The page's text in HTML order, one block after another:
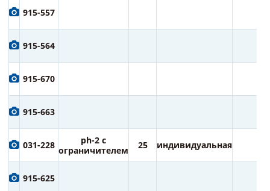
915-557
915-564
915-670
915-663
031-228
ph-2 с
ограничителем
25 индивидуальная
915-625